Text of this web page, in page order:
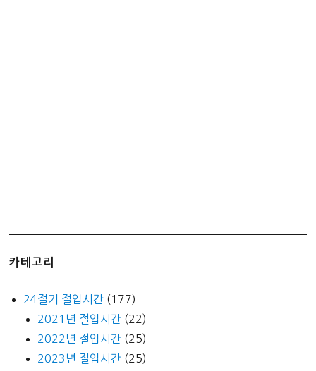
카테고리
24절기 절입시간 (177)
2021년 절입시간 (22)
2022년 절입시간 (25)
2023년 절입시간 (25)